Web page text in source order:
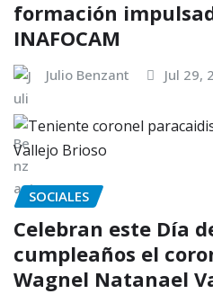
formación
INAFOCAM
Julio Benzant Jul 29,
SOCIALES
Celebran este Día
cumpleaños el
Wagnel Natanael